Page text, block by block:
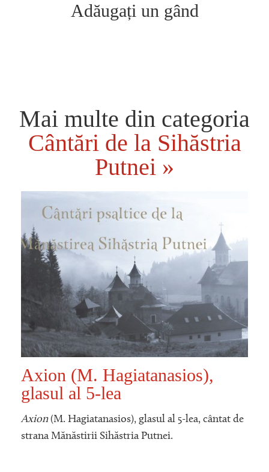
Adăugați un gând
Mai multe din categoria
Cântări de la Sihăstria
Putnei »
Axion (M. Hagiatanasios),
glasul al 5-lea
Axion(M. Hagiatanasios), glasul al 5-lea, cântat de
strana Mănăstirii Sihăstria Putnei.